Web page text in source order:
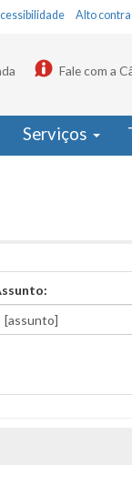
Alto
Fale com a
Serviços